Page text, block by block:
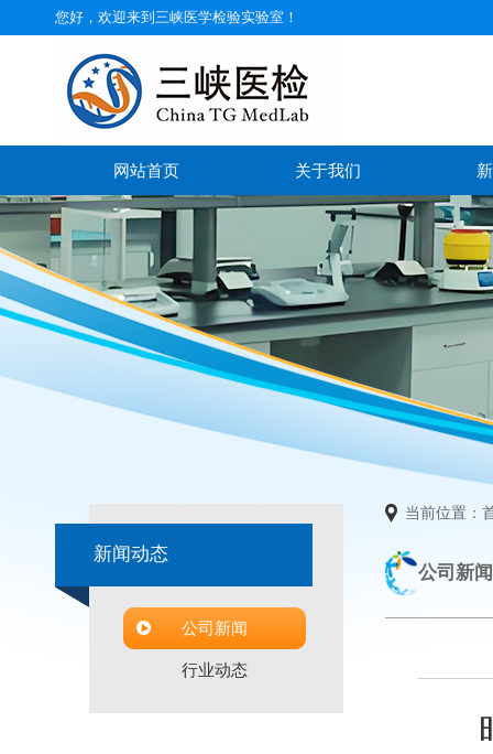
您好，欢迎来到三峡医学检验实验室！
网站首页 关于我们
新闻动态
公司新闻
行业动态
当前位置：
公司新闻